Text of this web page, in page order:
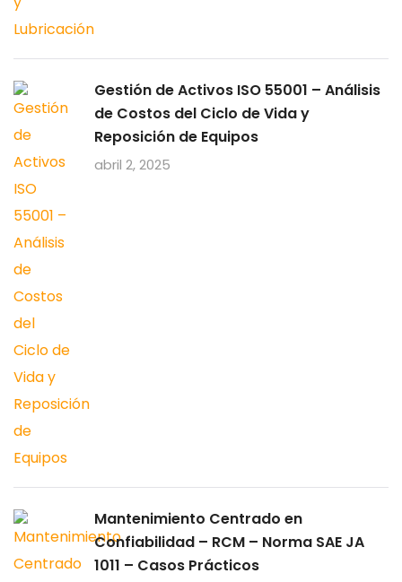
Gestión de Activos ISO 55001 – Análisis
de Costos del Ciclo de Vida y
Reposición de Equipos
abril 2, 2025
Mantenimiento Centrado en
Confiabilidad – RCM – Norma SAE JA
1011 – Casos Prácticos